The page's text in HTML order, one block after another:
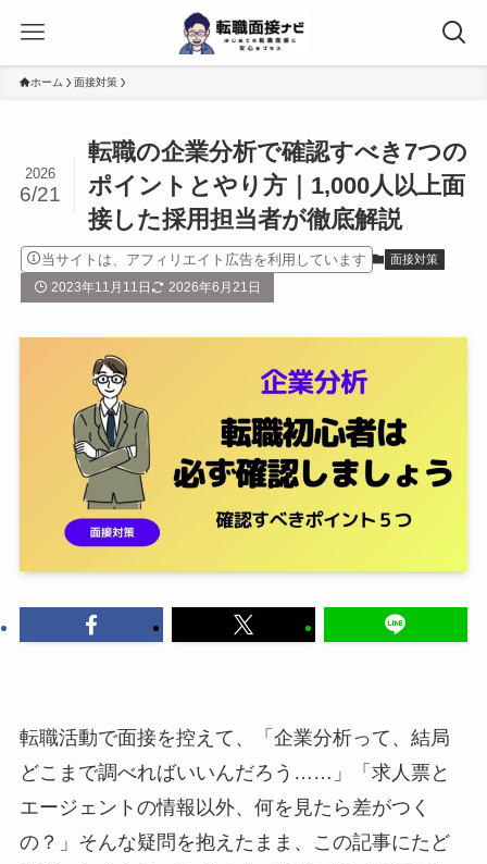
ホーム 面接対策
転職の企業分析で確認すべき7つの
ポイントとやり方｜1,000人以上面
接した採用担当者が徹底解説
2026
6/21
当サイトは、アフィリエイト広告を利用しています 面接対策
2023年11月11日 2026年6月21日
転職活動で面接を控えて、「企業分析って、結局
どこまで調べればいいんだろう……」「求人票と
エージェントの情報以外、何を見たら差がつく
の？」そんな疑問を抱えたまま、この記事にたど